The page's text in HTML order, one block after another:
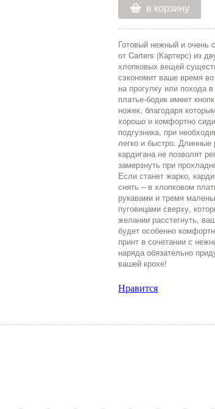
в корзину
Готовый нежный и очень
от Carters (Картерс) из
хлопковых вещей
сэкономит ваше время
на прогулку или похода
платье-бодик имеет
ножек, благодаря
хорошо и комфортно
подгузника, при
легко и быстро. Длинные
кардигана не позволят
замерзнуть при
Если станет жарко,
снять – в хлопковом
рукавами и тремя
пуговицами сверху,
желании расстегнуть,
будет особенно
принт в сочетании с
наряда обязательно
вашей крохе!
Нравится